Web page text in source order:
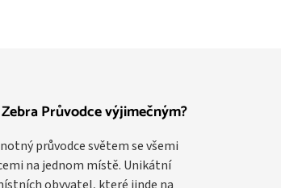
Průvodce výjimečným?
průvodce světem se všemi
na jednom místě. Unikátní
obyvatel, které jinde na